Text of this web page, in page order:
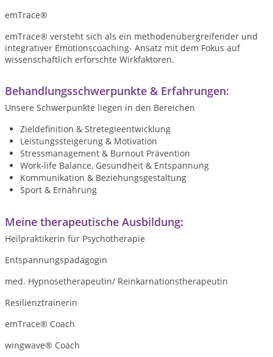
emTrace®
emTrace® versteht sich als ein methodenübergreifender und
integrativer Emotionscoaching- Ansatz mit dem Fokus auf
wissenschaftlich erforschte Wirkfaktoren.
Behandlungsschwerpunkte & Erfahrungen:
Unsere Schwerpunkte liegen in den Bereichen
Zieldefinition & Stretegieentwicklung
Leistungssteigerung & Motivation
Stressmanagement & Burnout Prävention
Work-life Balance, Gesundheit & Entspannung
Kommunikation & Beziehungsgestaltung
Sport & Ernährung
Meine therapeutische Ausbildung:
Heilpraktikerin für Psychotherapie
Entspannungspädagogin
med. Hypnosetherapeutin/ Reinkarnationstherapeutin
Resilienztrainerin
emTrace® Coach
wingwave® Coach